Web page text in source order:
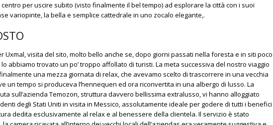
per uscire subito (visto finalmente il bel tempo) ad esplorare la città con i suoi
variopinte, la bella e semplice cattedrale in uno zocalo elegante,.
Uxmal, visita del sito, molto bello anche se, dopo giorni passati nella foresta e in siti poco
abbiamo trovato un po’ troppo affollato di turisti. La meta successiva del nostro viaggio
una mezza giornata di relax, che avevamo scelto di trascorrere in una vecchia
un tempo si produceva l’hennequen ed ora riconvertita in una albergo di lusso. La
sull’azienda Temozon, struttura davvero bellissima extralusso, vi hanno alloggiato
degli Stati Uniti in visita in Messico, assolutamente ideale per godere di tutti i benefici
dedita esclusivamente al relax e al benessere della clientela. Il servizio è stato